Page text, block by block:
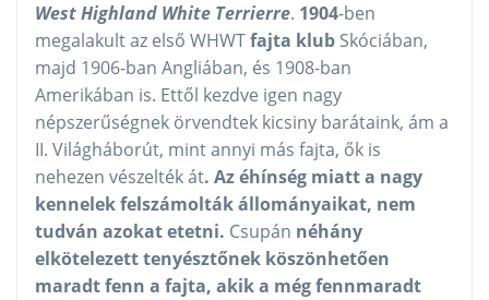
West Highland White Terrierre. 1904-ben
megalakult az első WHWTfajta klub Skóciában,
majd 1906-ban Angliában, és 1908-ban
Amerikában is. Ettől kezdve igen nagy
népszerűségnek örvendtek kicsiny barátaink, ám a
II. Világháborút, mint annyi más fajta, ők is
nehezen vészelték át. Az éhínség miatt a nagy
kennelek felszámolták állományaikat, nem
tudván azokat etetni. Csupán néhány
elkötelezett tenyésztőnek köszönhetően
maradt fenn a fajta, akik a még fennmaradt